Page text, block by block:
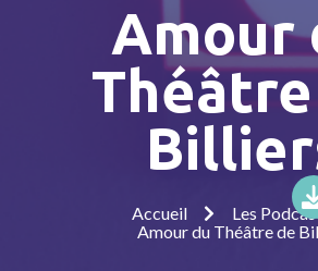
Amour
Accueil
Les
Amour du Théâtre de